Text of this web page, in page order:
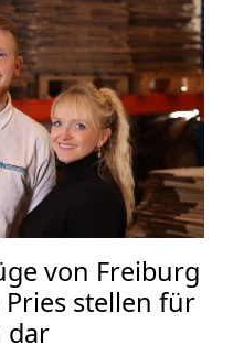
von Freiburg
stellen für
dar